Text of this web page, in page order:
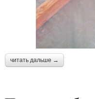
читать дальше →